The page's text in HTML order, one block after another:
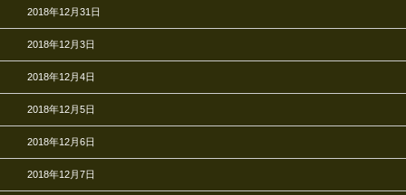
2018年12月31日
2018年12月3日
2018年12月4日
2018年12月5日
2018年12月6日
2018年12月7日